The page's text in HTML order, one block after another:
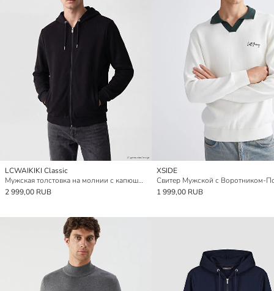
LCWAIKIKI Classic
Мужская толстовка на молнии с капюшоном
2 999,00 RUB
XSIDE
Свитер Мужской с Воротником-
1 999,00 RUB